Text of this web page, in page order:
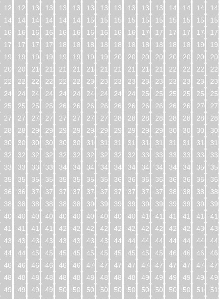
128
129 130 131 132 133 134 135 136 137 138 139 140 141 142
144
145 146 147 148 149 150 151 152 153 154 155 156 157 158
160
161 162 163 164 165 166 167 168 169 170 171 172 173 174
176
177 178 179 180 181 182 183 184 185 186 187 188 189 190
192
193 194 195 196 197 198 199 200 201 202 203 204 205 206
208
209 210 211 212 213 214 215 216 217 218 219 220 221 222
224
225 226 227 228 229 230 231 232 233 234 235 236 237 238
240
241 242 243 244 245 246 247 248 249 250 251 252 253 254
256
257 258 259 260 261 262 263 264 265 266 267 268 269 270
272
273 274 275 276 277 278 279 280 281 282 283 284 285 286
288
289 290 291 292 293 294 295 296 297 298 299 300 301 302
304
305 306 307 308 309 310 311 312 313 314 315 316 317 318
320
321 322 323 324 325 326 327 328 329 330 331 332 333 334
336
337 338 339 340 341 342 343 344 345 346 347 348 349 350
352
353 354 355 356 357 358 359 360 361 362 363 364 365 366
368
369 370 371 372 373 374 375 376 377 378 379 380 381 382
384
385 386 387 388 389 390 391 392 393 394 395 396 397 398
400
401 402 403 404 405 406 407 408 409 410 411 412 413 414
416
417 418 419 420 421 422 423 424 425 426 427 428 429 430
432
433 434 435 436 437 438 439 440 441 442 443 444 445 446
448
449 450 451 452 453 454 455 456 457 458 459 460 461 462
464
465 466 467 468 469 470 471 472 473 474 475 476 477 478
480
481 482 483 484 485 486 487 488 489 490 491 492 493 494
496
497 498 499 500 501 502 503 504 505 506 507 508 509 510